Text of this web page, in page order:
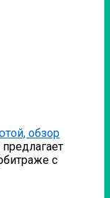
обзор
с